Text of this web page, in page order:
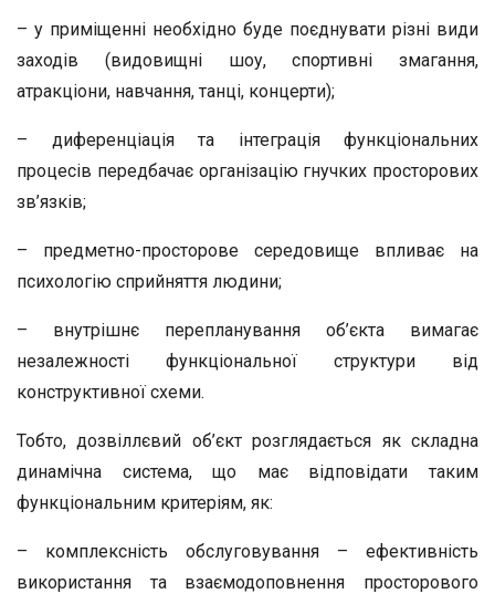
– у приміщенні необхідно буде поєднувати різні види
заходів (видовищні шоу, спортивні змагання,
атракціони, навчання, танці, концерти);
– диференціація та інтеграція функціональних
процесів передбачає організацію гнучких просторових
зв’язків;
– предметно-просторове середовище впливає на
психологію сприйняття людини;
– внутрішнє перепланування об’єкта вимагає
незалежності функціональної структури від
конструктивної схеми.
Тобто, дозвіллєвий об’єкт розглядається як складна
динамічна система, що має відповідати таким
функціональним критеріям, як:
– комплексність обслуговування – ефективність
використання та взаємодоповнення просторового